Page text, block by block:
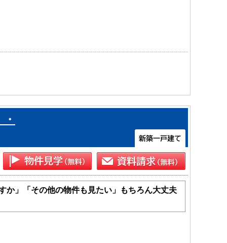
か」「その他の物件も見たい」もちろん大丈夫